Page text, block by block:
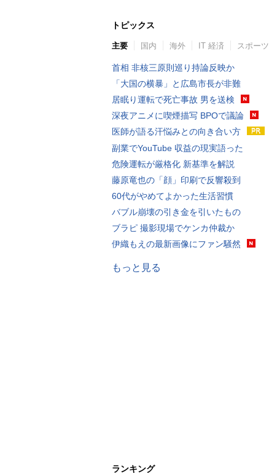
トピックス
主要 国内 海外 IT 経済 スポーツ
首相 非核三原則巡り持論反映か
「大国の横暴」と広島市長が非難
居眠り運転で死亡事故 男を送検
深夜アニメに喫煙描写 BPOで議論
医師が語る汗悩みとの向き合い方
副業でYouTube 収益の現実語った
危険運転が厳格化 新基準を解説
藤原竜也の「顔」印刷で反響殺到
60代がやめてよかった生活習慣
バブル崩壊の引き金を引いたもの
ブラピ 撮影現場でケンカ仲裁か
伊織もえの最新画像にファン騒然
もっと見る
ランキング